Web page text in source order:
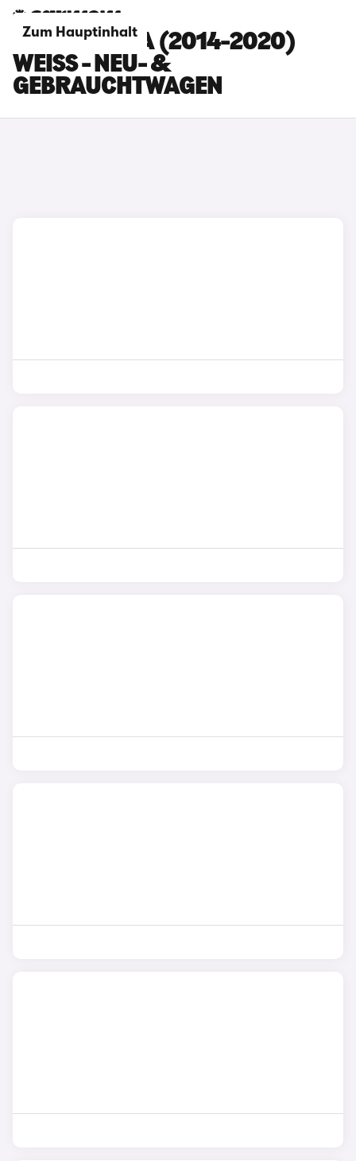
Zum Hauptinhalt
SKODA FABIA (2014-2020)
WEISS - NEU- & G
EBRAUCHTWAGEN